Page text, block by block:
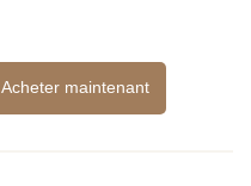
Acheter maintenant